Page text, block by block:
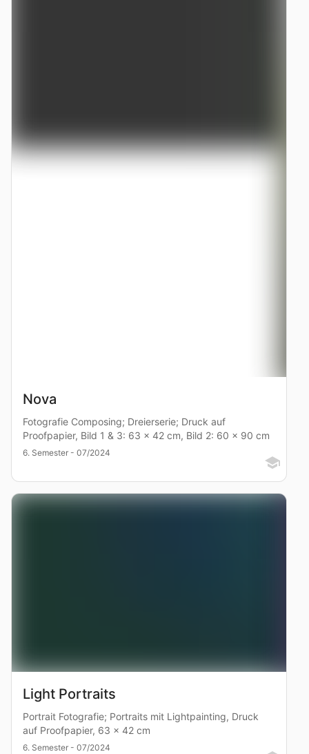
Nova
Fotografie Composing; Dreierserie; Druck auf
Proofpapier, Bild 1 & 3: 63 x 42 cm, Bild 2: 60 x 90 cm
6. Semester - 07/2024
Light Portraits
Portrait Fotografie; Portraits mit Lightpainting, Druck
auf Proofpapier, 63 x 42 cm
6. Semester - 07/2024